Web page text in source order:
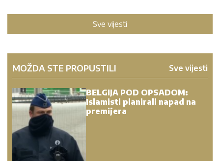
Sve vijesti
MOŽDA STE PROPUSTILI Sve vijesti
BELGIJA POD OPSADOM:
Islamisti planirali napad na
premijera